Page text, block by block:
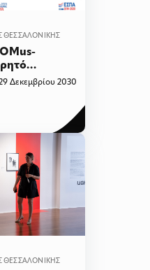
ΘΕΣΣΑΛΟΝΊΚΗΣ
της
Δεκεμβρίου 2030
ΘΕΣΣΑΛΟΝΊΚΗΣ